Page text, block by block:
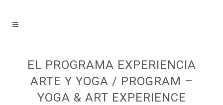
EL PROGRAMA EXPERIENCIA
ARTE Y YOGA / PROGRAM –
YOGA & ART EXPERIENCE